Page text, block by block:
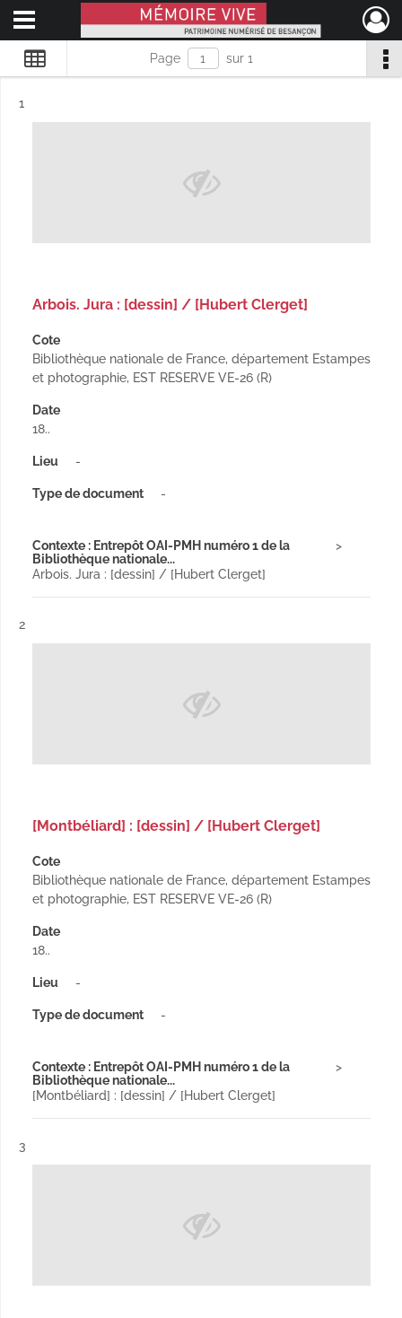
Mémoire Vive patrimoine numérisé de Besançon
Ouvrir le menu déroulant
Page sur 1
Résultat n°
1
Arbois. Jura : [dessin] / [Hubert Clerget]
Cote
Bibliothèque nationale de France, département Estampes
et photographie, EST RESERVE VE-26 (R)
Date
18..
Lieu -
Type de document -
Contexte : Entrepôt OAI-PMH numéro 1 de la
Bibliothèque nationale...
Arbois. Jura : [dessin] / [Hubert Clerget]
Résultat n°
2
[Montbéliard] : [dessin] / [Hubert Clerget]
Cote
Bibliothèque nationale de France, département Estampes
et photographie, EST RESERVE VE-26 (R)
Date
18..
Lieu -
Type de document -
Contexte : Entrepôt OAI-PMH numéro 1 de la
Bibliothèque nationale...
[Montbéliard] : [dessin] / [Hubert Clerget]
Résultat n°
3